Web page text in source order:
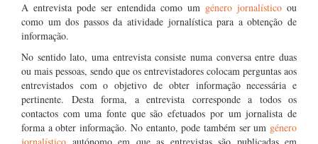
A entrevista pode ser entendida como um género jornalístico ou
como um dos passos da atividade jornalística para a obtenção de
informação.
No sentido lato, uma entrevista consiste numa conversa entre duas
ou mais pessoas, sendo que os entrevistadores colocam perguntas aos
entrevistados com o objetivo de obter informação necessária e
pertinente. Desta forma, a entrevista corresponde a todos os
contactos com uma fonte que são efetuados por um jornalista de
forma a obter informação. No entanto, pode também ser um género